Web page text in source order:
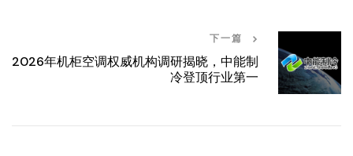
下一篇
2026年机柜空调权威机构调研揭晓，中能制
冷登顶行业第一